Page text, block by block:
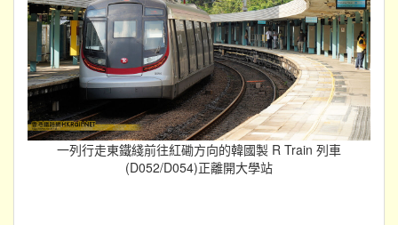
一列行走東鐵綫前往紅磡方向的韓國製 R Train 列車
(D052/D054)正離開大學站